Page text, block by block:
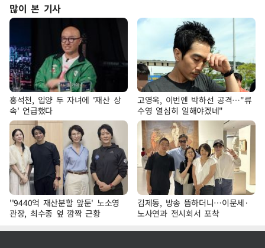
많이 본 기사
홍석천, 입양 두 자녀에 '재산 상
속' 언급했다
고영욱, 이번엔 박하선 공격…"류
수영 열심히 일해야겠네"
''9440억 재산분할 앞둔' 노소영
관장, 최수종 옆 깜짝 근황
김제동, 방송 뜸하더니…이문세·
노사연과 전시회서 포착